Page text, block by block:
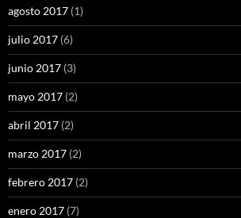
agosto 2017 (1)
julio 2017 (6)
junio 2017 (3)
mayo 2017 (2)
abril 2017 (2)
marzo 2017 (2)
febrero 2017 (2)
enero 2017 (7)